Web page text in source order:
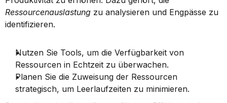
Ressourcenauslastung zu analysieren und Engpässe zu
identifizieren.
Nutzen Sie Tools, um die Verfügbarkeit von
Ressourcen in Echtzeit zu überwachen.
Planen Sie die Zuweisung der Ressourcen
strategisch, um Leerlaufzeiten zu minimieren.